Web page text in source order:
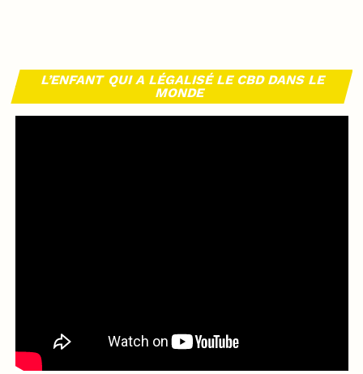
L’ENFANT QUI A LÉGALISÉ LE CBD DANS LE
MONDE